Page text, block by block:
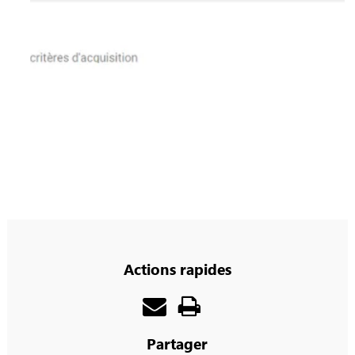
Actions rapides
Partager